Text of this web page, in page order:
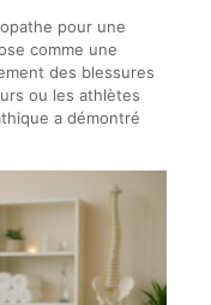
pour une
comme une
des blessures
ou les athlètes
a démontré